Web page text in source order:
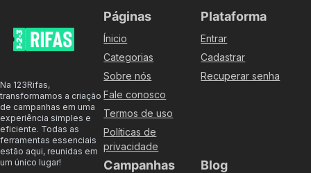
Na 123Rifas,
transformamos a criação
de campanhas em uma
experiência simples e
eficiente. Todas as
ferramentas essenciais
estão aqui, reunidas em
um único lugar!
Páginas
Ínicio
Categorias
Sobre nós
Fale conosco
Termos de uso
Políticas de
privacidade
Plataforma
Entrar
Cadastrar
Recuperar senha
Campanhas Blog